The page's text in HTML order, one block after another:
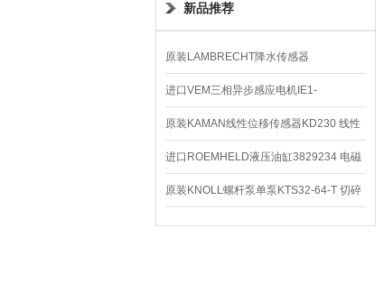
新品推荐
原装LAMBRECHT降水传感器
00.14575.20气象仪
进口VEM三相异步感应电机IE1-
K21R80G4马达
原装KAMAN线性位移传感器KD230 线性
编码器
进口ROEMHELD液压油缸3829234 电磁
阀定位器
原装KNOLL螺杆泵单泵KTS32-64-T 切碎
排屑机